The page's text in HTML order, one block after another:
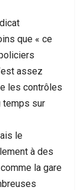
que « ce
assez
les contrôles
temps sur
le
à des
la gare